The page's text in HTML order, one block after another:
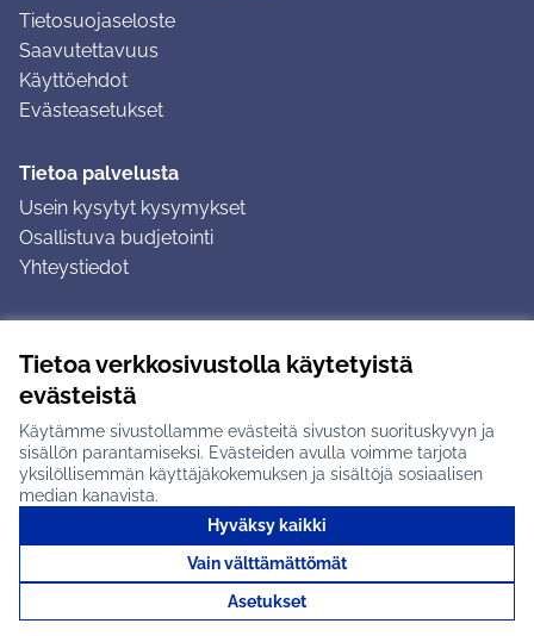
Tietoa verkkosivustolla käytetyistä
evästeistä
Käytämme sivustollamme evästeitä sivuston suorituskyvyn ja
sisällön parantamiseksi. Evästeiden avulla voimme tarjota
yksilöllisemmän käyttäjäkokemuksen ja sisältöjä sosiaalisen
median kanavista.
Hyväksy kaikki
Vain välttämättömät
Asetukset
Tietosuojaseloste
Saavutettavuus
Käyttöehdot
Evästeasetukset
Tietoa palvelusta
Usein kysytyt kysymykset
Osallistuva budjetointi
Yhteystiedot
Ohjeet kirjautumiseen
Ohjeet kommentin jättämiseen
Creative Commons -lisenssi
(Ulkoinen linkki)Verkkosivusto luotuvapaan ohjelmiston
Tuusulan osallistumisalusta X-palvelussa
(Ulkoinen linkki)